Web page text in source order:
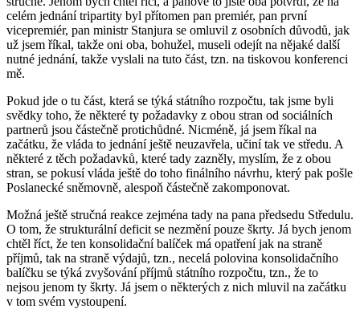
celém jednání tripartity byl přítomen pan premiér, pan první
vicepremiér, pan ministr Stanjura se omluvil z osobních důvodů, jak
už jsem říkal, takže oni oba, bohužel, museli odejít na nějaké další
nutné jednání, takže vyslali na tuto část, tzn. na tiskovou konferenci
mě.
Pokud jde o tu část, která se týká státního rozpočtu, tak jsme byli
svědky toho, že některé ty požadavky z obou stran od sociálních
partnerů jsou částečně protichůdné. Nicméně, já jsem říkal na
začátku, že vláda to jednání ještě neuzavřela, učiní tak ve středu. A
některé z těch požadavků, které tady zazněly, myslím, že z obou
stran, se pokusí vláda ještě do toho finálního návrhu, který pak pošle
Poslanecké sněmovně, alespoň částečně zakomponovat.
Možná ještě stručná reakce zejména tady na pana předsedu Středulu.
O tom, že strukturální deficit se nezmění pouze škrty. Já bych jenom
chtěl říct, že ten konsolidační balíček má opatření jak na straně
příjmů, tak na straně výdajů, tzn., necelá polovina konsolidačního
balíčku se týká zvyšování příjmů státního rozpočtu, tzn., že to
nejsou jenom ty škrty. Já jsem o některých z nich mluvil na začátku
v tom svém vystoupení.